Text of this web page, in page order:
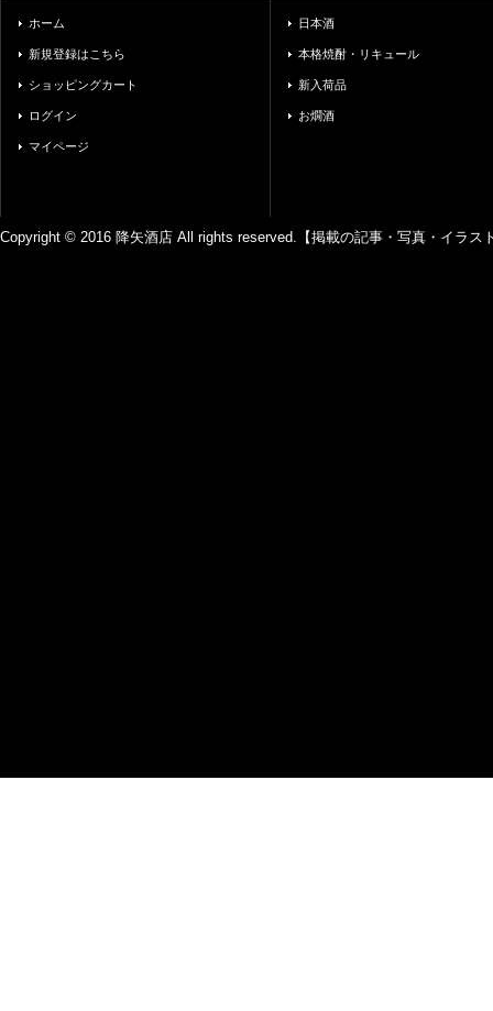
ホーム
新規登録はこちら
ショッピングカート
ログイン
マイページ
日本酒
本格焼酎・リキュール
新入荷品
お燗酒
Copyright © 2016 降矢酒店 All rights reserved.【掲載の記事・写真・イラス